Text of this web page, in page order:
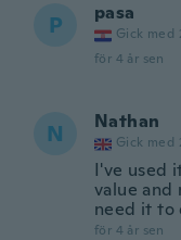
P pasa
Gick med
för 4 år sen
N Nathan
Gick med
I've used
value and
need it to
för 4 år sen